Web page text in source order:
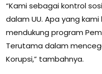
“Kami sebagai kontrol
dalam UU. Apa yang
mendukung program
Terutama dalam
Korupsi,” tambahnya.